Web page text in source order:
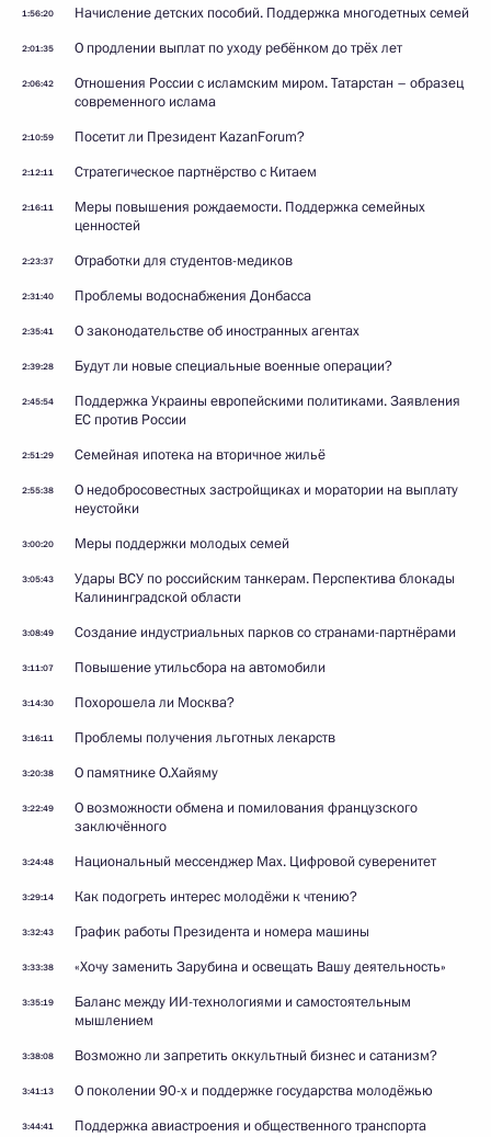
1:56:20 Начисление детских пособий. Поддержка многодетных семей
2:01:35 О продлении выплат по уходу ребёнком до трёх лет
2:06:42
Отношения России с исламским миром. Татарстан – образец
современного ислама
2:10:59 Посетит ли Президент KazanForum?
2:12:11 Стратегическое партнёрство с Китаем
2:16:11
Меры повышения рождаемости. Поддержка семейных
ценностей
2:23:37 Отработки для студентов-медиков
2:31:40 Проблемы водоснабжения Донбасса
2:35:41 О законодательстве об иностранных агентах
2:39:28 Будут ли новые специальные военные операции?
2:45:54
Поддержка Украины европейскими политиками. Заявления
ЕС против России
2:51:29 Семейная ипотека на вторичное жильё
2:55:38
О недобросовестных застройщиках и моратории на выплату
неустойки
3:00:20 Меры поддержки молодых семей
3:05:43
Удары ВСУ по российским танкерам. Перспектива блокады
Калининградской области
3:08:49 Создание индустриальных парков со странами-партнёрами
3:11:07 Повышение утильсбора на автомобили
3:14:30 Похорошела ли Москва?
3:16:11 Проблемы получения льготных лекарств
3:20:38 О памятнике О.Хайяму
3:22:49
О возможности обмена и помилования французского
заключённого
3:24:48 Национальный мессенджер Max. Цифровой суверенитет
3:29:14 Как подогреть интерес молодёжи к чтению?
3:32:43 График работы Президента и номера машины
3:33:38 «Хочу заменить Зарубина и освещать Вашу деятельность»
3:35:19
Баланс между ИИ-технологиями и самостоятельным
мышлением
3:38:08 Возможно ли запретить оккультный бизнес и сатанизм?
3:41:13 О поколении 90-х и поддержке государства молодёжью
3:44:41 Поддержка авиастроения и общественного транспорта